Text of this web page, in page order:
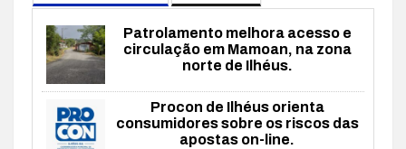
Patrolamento melhora acesso e
circulação em Mamoan, na zona
norte de Ilhéus.
Procon de Ilhéus orienta
consumidores sobre os riscos das
apostas on-line.